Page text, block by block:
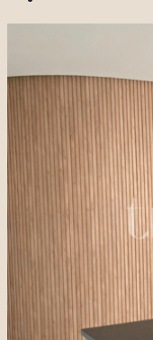
Nosotros
Contacto
Private Area